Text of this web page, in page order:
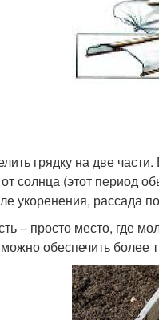
грядку на две
солнца (этот период
укоренения, рассада
– просто место, где
обеспечить более